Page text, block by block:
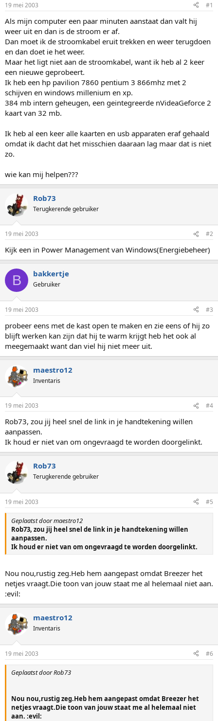
s
t
a
r
t
e
r
m
19 mei 2003 #1
Als mijn computer een paar minuten aanstaat dan valt hij
weer uit en dan is de stroom er af.
Dan moet ik de stroomkabel eruit trekken en weer terugdoen
en dan doet ie het weer.
Maar het ligt niet aan de stroomkabel, want ik heb al 2 keer
een nieuwe geprobeert.
Ik heb een hp pavilion 7860 pentium 3 866mhz met 2
schijven en windows millenium en xp.
384 mb intern geheugen, een geintegreerde nVideaGeforce 2
kaart van 32 mb.
Ik heb al een keer alle kaarten en usb apparaten eraf gehaald
omdat ik dacht dat het misschien daaraan lag maar dat is niet
zo.
wie kan mij helpen???
Rob73
Terugkerende gebruiker
19 mei 2003 #2
Kijk een in Power Management van Windows(Energiebeheer)
B bakkertje
Gebruiker
19 mei 2003 #3
probeer eens met de kast open te maken en zie eens of hij zo
blijft werken kan zijn dat hij te warm krijgt heb het ook al
meegemaakt want dan viel hij niet meer uit.
maestro12
Inventaris
19 mei 2003 #4
Rob73, zou jij heel snel de link in je handtekening willen
aanpassen.
Ik houd er niet van om ongevraagd te worden doorgelinkt.
Rob73
Terugkerende gebruiker
19 mei 2003 #5
Geplaatst door maestro12
Rob73, zou jij heel snel de link in je handtekening willen
aanpassen.
Ik houd er niet van om ongevraagd te worden doorgelinkt.
Nou nou,rustig zeg.Heb hem aangepast omdat Breezer het
netjes vraagt.Die toon van jouw staat me al helemaal niet aan.
:evil:
maestro12
Inventaris
19 mei 2003 #6
Geplaatst door Rob73
Nou nou,rustig zeg.Heb hem aangepast omdat Breezer het
netjes vraagt.Die toon van jouw staat me al helemaal niet
aan. :evil: